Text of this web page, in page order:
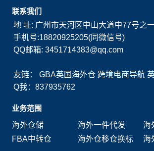
联系我们
地 址: 广州市天河区中山大道中77号之
手机号:18820925205(同微信号)
QQ邮箱: 3451714383@qq.com
友链：GBA英国海外仓 跨境电商导航
Q我：837935762
业务范围
海外仓储
海外一件代发
海
FBA中转仓
海外仓移仓换标 海